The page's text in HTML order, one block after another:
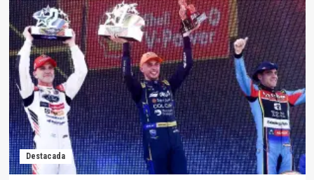
Destacada